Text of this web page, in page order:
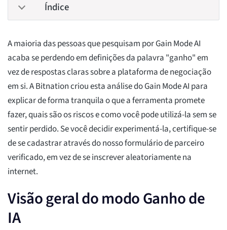
Índice
A maioria das pessoas que pesquisam por Gain Mode AI
acaba se perdendo em definições da palavra "ganho" em
vez de respostas claras sobre a plataforma de negociação
em si. A Bitnation criou esta análise do Gain Mode AI para
explicar de forma tranquila o que a ferramenta promete
fazer, quais são os riscos e como você pode utilizá-la sem se
sentir perdido. Se você decidir experimentá-la, certifique-se
de se cadastrar através do nosso formulário de parceiro
verificado, em vez de se inscrever aleatoriamente na
internet.
Visão geral do modo Ganho de
IA